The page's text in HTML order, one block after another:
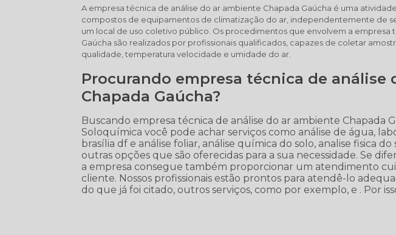
A empresa técnica de análise do ar ambiente Chapada Gaúcha é uma
compostos de equipamentos de climatização do ar, independentemente de
um local de uso coletivo público. Os procedimentos que envolvem a empresa
Gaúcha são realizados por profissionais qualificados, capazes de coletar
qualidade, temperatura velocidade e umidade do ar.
Procurando empresa técnica de análise
Chapada Gaúcha?
Buscando empresa técnica de análise do ar ambiente Chapada
Soloquímica você pode achar serviços como análise de água,
brasília df e análise foliar, análise química do solo, analise fisica
outras opções que são oferecidas para a sua necessidade. Se
a empresa consegue também proporcionar um atendimento
cliente. Nossos profissionais estão prontos para atendê-lo
do que já foi citado, outros serviços, como por exemplo, e . Por